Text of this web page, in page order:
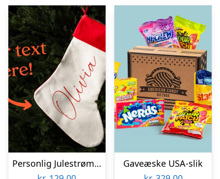
Personlig Julestrømpe med Tekst
Gaveæske USA-slik